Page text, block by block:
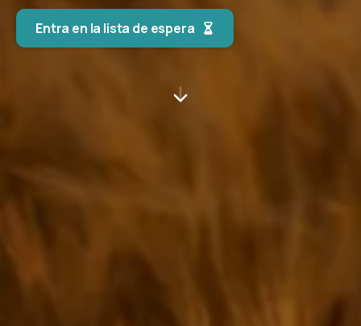
Entra en la lista de espera